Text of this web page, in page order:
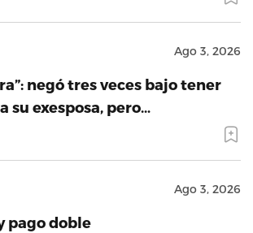
Ago 3, 2026
negó tres veces bajo tener
su exesposa, pero…
Ago 3, 2026
pago doble